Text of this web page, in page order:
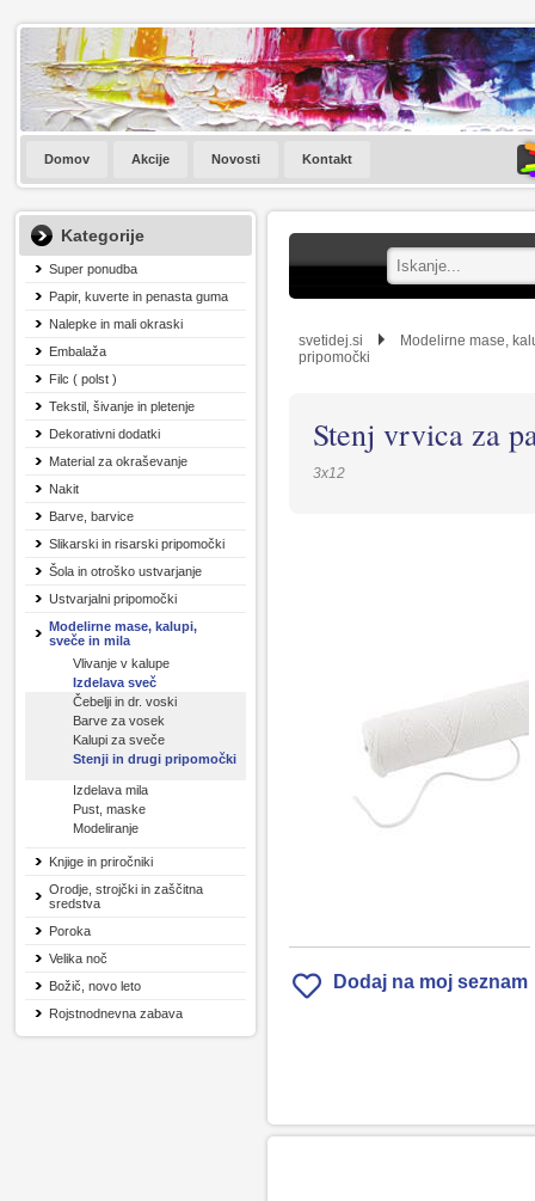
Domov Akcije Novosti Kontakt
Kategorije
Super ponudba
Papir, kuverte in penasta guma
Nalepke in mali okraski
Embalaža
Filc ( polst )
Tekstil, šivanje in pletenje
Dekorativni dodatki
Material za okraševanje
Nakit
Barve, barvice
Slikarski in risarski pripomočki
Šola in otroško ustvarjanje
Ustvarjalni pripomočki
Modelirne mase, kalupi,
sveče in mila
Vlivanje v kalupe
Izdelava sveč
Čebelji in dr. voski
Barve za vosek
Kalupi za sveče
Stenji in drugi pripomočki
Izdelava mila
Pust, maske
Modeliranje
Knjige in priročniki
Orodje, strojčki in zaščitna
sredstva
Poroka
Velika noč
Božič, novo leto
Rojstnodnevna zabava
svetidej.si
Modelirne mase,
pripomočki
Stenj vrvica za
3x12
Dodaj na moj seznam